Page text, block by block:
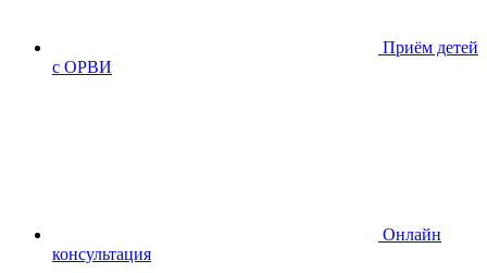
Приём детей
с ОРВИ
Онлайн
консультация